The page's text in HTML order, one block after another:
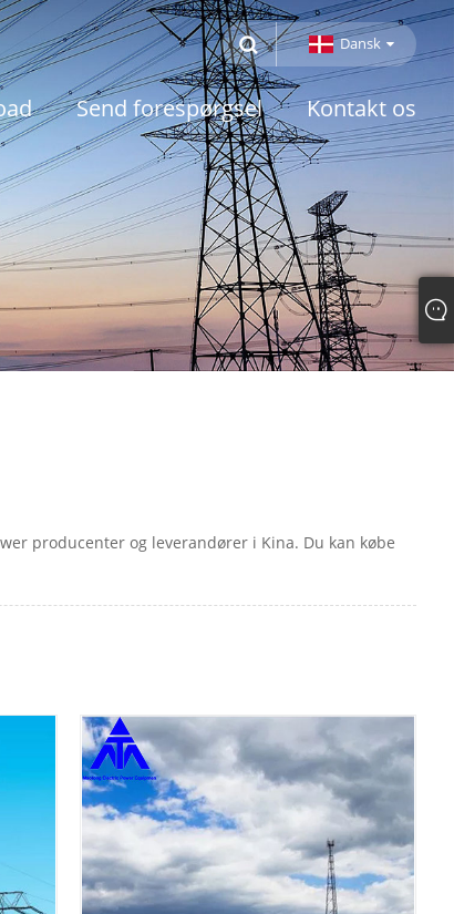
Dansk
Send forespørgsel Kontakt os
producenter og leverandører i Kina. Du kan købe